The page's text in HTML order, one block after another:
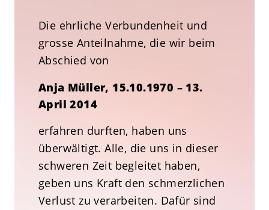
Die ehrliche Verbundenheit und
grosse Anteilnahme, die wir beim
Abschied von
Anja Müller, 15.10.1970 – 13.
April 2014
erfahren durften, haben uns
überwältigt. Alle, die uns in dieser
schweren Zeit begleitet haben,
geben uns Kraft den schmerzlichen
Verlust zu verarbeiten. Dafür sind